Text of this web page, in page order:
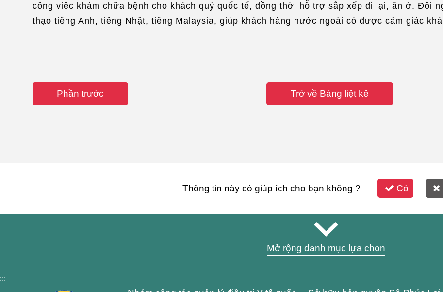
công việc khám chữa bệnh cho khách quý quốc tế, đồng thời hỗ trợ sắp xếp đi lại, ăn ở. Đội
thạo tiếng Anh, tiếng Nhật, tiếng Malaysia, giúp khách hàng nước ngoài có được cảm giác
Phần trước Trở về Bảng liệt kê
Thông tin này có giúp ích cho bạn không ? Có
Mở rộng danh mục lựa chọn
:::